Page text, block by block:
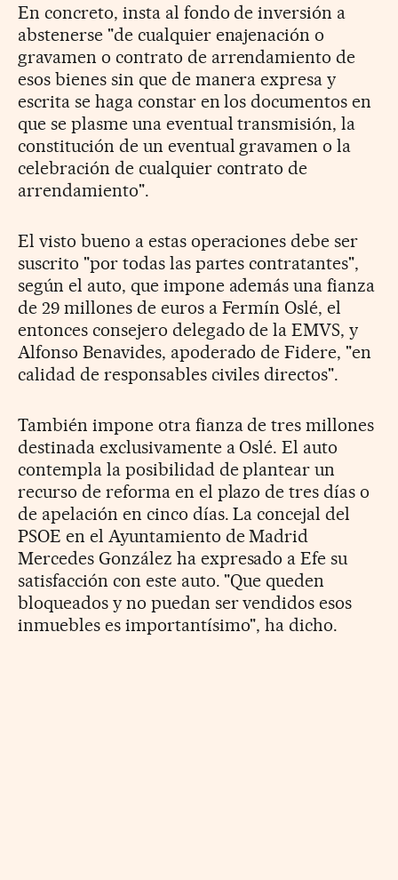
En concreto, insta al fondo de inversión a
abstenerse "de cualquier enajenación o
gravamen o contrato de arrendamiento de
esos bienes sin que de manera expresa y
escrita se haga constar en los documentos en
que se plasme una eventual transmisión, la
constitución de un eventual gravamen o la
celebración de cualquier contrato de
arrendamiento".
El visto bueno a estas operaciones debe ser
suscrito "por todas las partes contratantes",
según el auto, que impone además una fianza
de 29 millones de euros a Fermín Oslé, el
entonces consejero delegado de la EMVS, y
Alfonso Benavides, apoderado de Fidere, "en
calidad de responsables civiles directos".
También impone otra fianza de tres millones
destinada exclusivamente a Oslé. El auto
contempla la posibilidad de plantear un
recurso de reforma en el plazo de tres días o
de apelación en cinco días. La concejal del
PSOE en el Ayuntamiento de Madrid
Mercedes González ha expresado a Efe su
satisfacción con este auto. "Que queden
bloqueados y no puedan ser vendidos esos
inmuebles es importantísimo", ha dicho.